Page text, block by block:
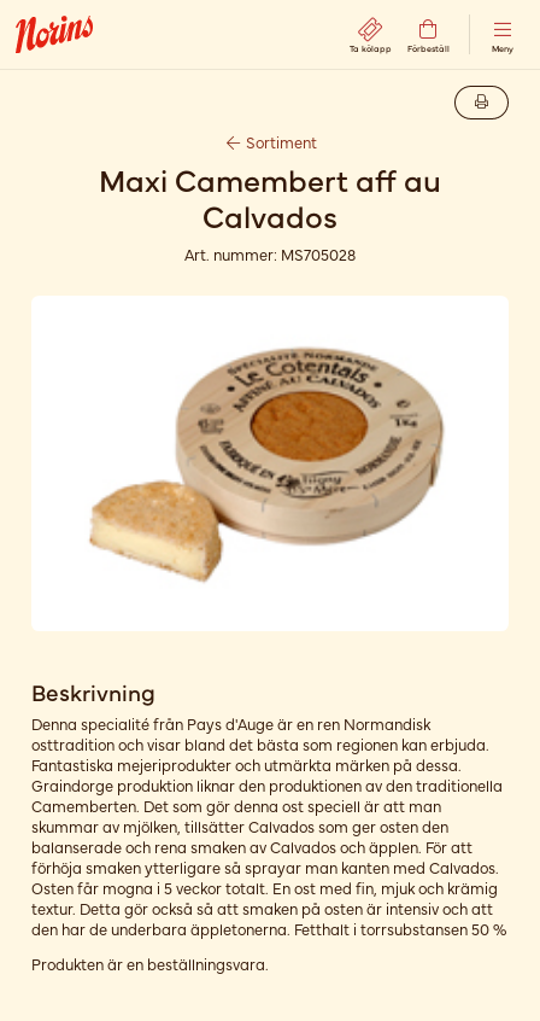
Ta kölapp Förbeställ Meny
Sortiment
Maxi Camembert aff au
Calvados
Art. nummer: MS705028
Beskrivning
Denna specialité från Pays d'Auge är en ren Normandisk
osttradition och visar bland det bästa som regionen kan erbjuda.
Fantastiska mejeriprodukter och utmärkta märken på dessa.
Graindorge produktion liknar den produktionen av den traditionella
Camemberten. Det som gör denna ost speciell är att man
skummar av mjölken, tillsätter Calvados som ger osten den
balanserade och rena smaken av Calvados och äpplen. För att
förhöja smaken ytterligare så sprayar man kanten med Calvados.
Osten får mogna i 5 veckor totalt. En ost med fin, mjuk och krämig
textur. Detta gör också så att smaken på osten är intensiv och att
den har de underbara äppletonerna. Fetthalt i torrsubstansen 50 %
Produkten är en beställningsvara.